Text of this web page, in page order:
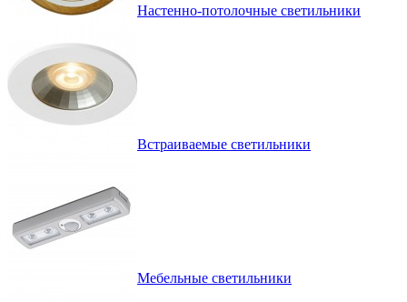
Настенно-потолочные светильники
Встраиваемые светильники
Мебельные светильники